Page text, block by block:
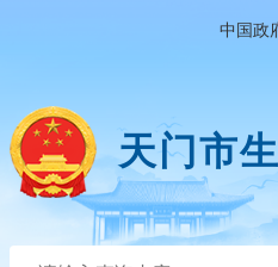
中国政
天门市